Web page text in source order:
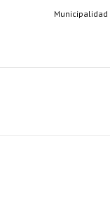
Municipalidad